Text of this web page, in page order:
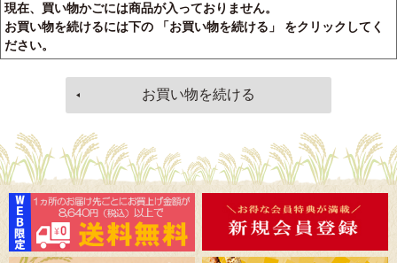
現在、買い物かごには商品が入っておりません。
お買い物を続けるには下の 「お買い物を続ける」 をクリックしてく
ださい。